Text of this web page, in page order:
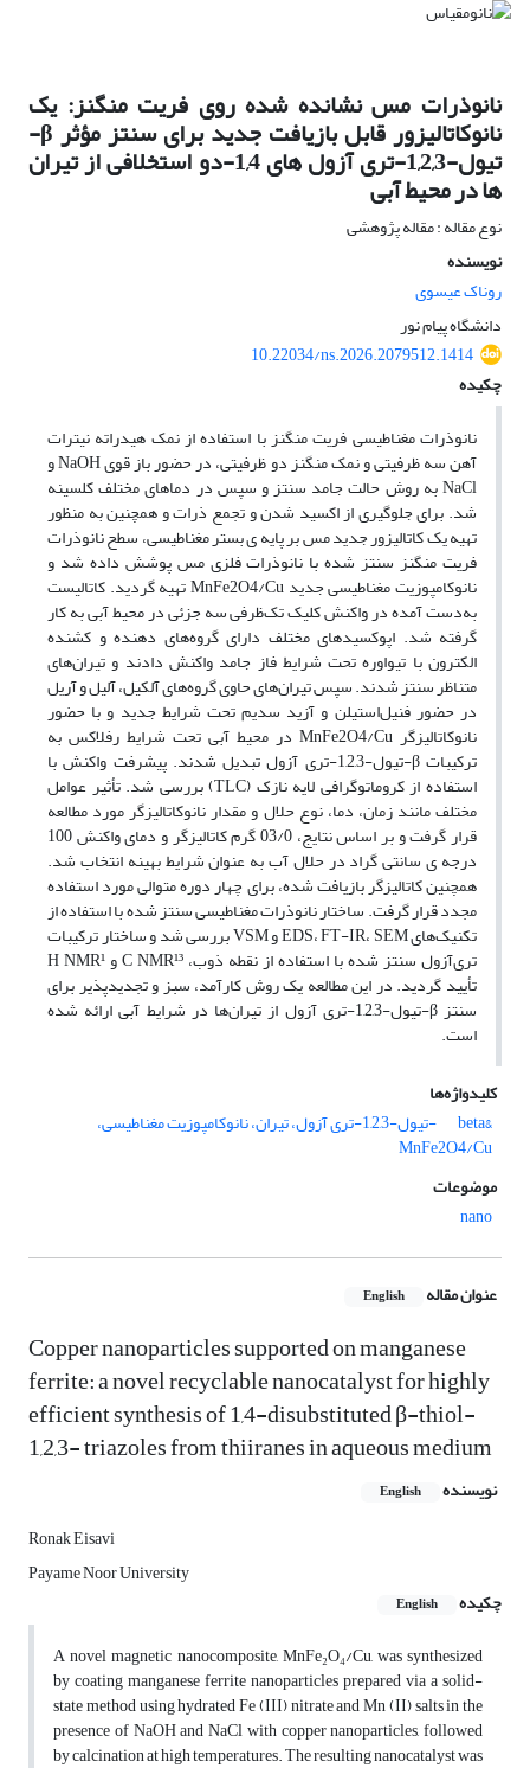
نانوذرات مس نشانده شده روی فریت منگنز: یک
نانوکاتالیزور قابل بازیافت جدید برای سنتز مؤثر β-
تیول-1,2,3-تری آزول های 1,4-دو استخلافی از تیران
ها در محیط آبی
نوع مقاله : مقاله پژوهشی
نویسنده
روناک عیسوی
دانشگاه پیام نور
10.22034/ns.2026.2079512.1414
چکیده
نانوذرات مغناطیسی فریت منگنز با استفاده از نمک هیدراته نیترات
آهن سه ظرفیتی و نمک منگنز دو ظرفیتی، در حضور باز قوی NaOH و
NaCl به روش حالت جامد سنتز و سپس در دماهای مختلف کلسینه
شد. برای جلوگیری از اکسید شدن و تجمع ذرات و همچنین به منظور
تهیه یک کاتالیزور جدید مس بر پایه ی بستر مغناطیسی، سطح نانوذرات
فریت منگنز سنتز شده با نانوذرات فلزی مس پوشش داده شد و
نانوکامپوزیت مغناطیسی جدید MnFe2O4/Cu تهیه گردید. کاتالیست
به‌دست آمده در واکنش کلیک تک‌ظرفی سه جزئی در محیط آبی به کار
گرفته شد. اپوکسیدهای مختلف دارای گروه‌های دهنده و کشنده
الکترون با تیواوره تحت شرایط فاز جامد واکنش دادند و تیران‌های
متناظر سنتز شدند. سپس تیران‌های حاوی گروه‌های آلکیل، آلیل و آریل
در حضور فنیل‌استیلن و آزید سدیم تحت شرایط جدید و با حضور
نانوکاتالیزگر MnFe2O4/Cu در محیط آبی تحت شرایط رفلاکس به
ترکیبات β-تیول-1,2,3-تری آزول تبدیل شدند. پیشرفت واکنش با
استفاده از کروماتوگرافی لایه نازک (TLC) بررسی شد. تأثیر عوامل
مختلف مانند زمان، دما، نوع حلال و مقدار نانوکاتالیزگر مورد مطالعه
قرار گرفت و بر اساس نتایج، 03/0 گرم کاتالیزگر و دمای واکنش 100
درجه ی سانتی گراد در حلال آب به عنوان شرایط بهینه انتخاب شد.
همچنین کاتالیزگر بازیافت شده، برای چهار دوره متوالی مورد استفاده
مجدد قرار گرفت. ساختار نانوذرات مغناطیسی سنتز شده با استفاده از
تکنیک‌های EDS، FT-IR، SEM و VSM بررسی شد و ساختار ترکیبات
تری‌آزول سنتز شده با استفاده از نقطه ذوب، C NMR¹³ و H NMR¹
تأیید گردید. در این مطالعه یک روش کارآمد، سبز و تجدیدپذیر برای
سنتز β-تیول-1,2,3-تری آزول از تیران‌ها در شرایط آبی ارائه شده
است.
کلیدواژه‌ها
&‌‌beta
-تیول-1,2,3-تری آزول، تیران، نانوکامپوزیت مغناطیسی،
MnFe2O4/Cu
موضوعات
nano
عنوان مقاله English
Copper nanoparticles supported on manganese
ferrite: a novel recyclable nanocatalyst for highly
efficient synthesis of 1,4-disubstituted β-thiol-
1,2,3- triazoles from thiiranes in aqueous medium
نویسنده English
Ronak Eisavi
Payame Noor University
چکیده
English
A novel magnetic nanocomposite, MnFe₂O₄/Cu, was synthesized
by coating manganese ferrite nanoparticles prepared via a solid-
state method using hydrated Fe (III) nitrate and Mn (II) salts in the
presence of NaOH and NaCl with copper nanoparticles, followed
by calcination at high temperatures. The resulting nanocatalyst was